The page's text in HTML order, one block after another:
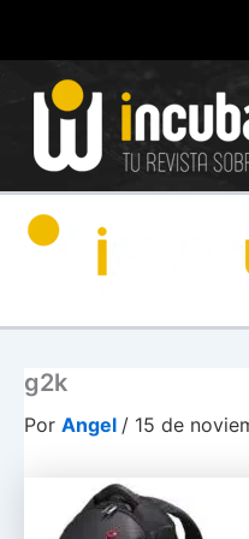
contenido
g2k
Por Angel / 15 de